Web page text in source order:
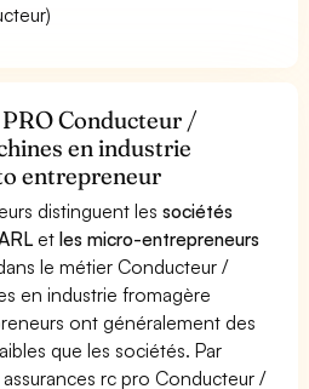
Conducteur /
en industrie
entrepreneur
distinguent lessociétés
etles micro-entrepreneurs
le métier Conducteur /
en industrie fromagère
ont généralement des
que les sociétés. Par
rc pro Conducteur /